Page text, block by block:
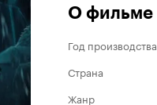
О фильме
Год производства
Страна
Жанр